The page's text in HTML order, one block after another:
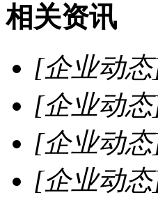
相关资讯
[企业动
[企业动
[企业动
[企业动